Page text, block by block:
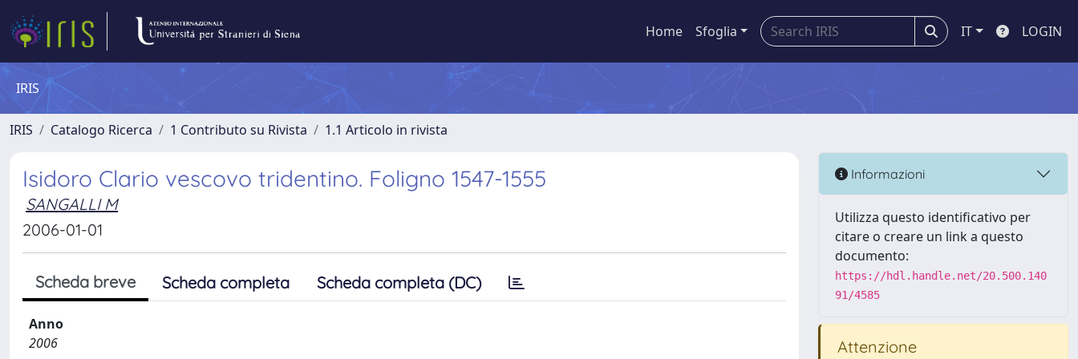
Home Sfoglia IT LOGIN
IRIS
IRIS Catalogo Ricerca 1 Contributo su Rivista 1.1 Articolo in rivista
Isidoro Clario vescovo tridentino. Foligno 1547-1555
SANGALLI M
2006-01-01
Scheda breve Scheda completa Scheda completa (DC)
Anno
2006
Informazioni
Utilizza questo identificativo per
citare o creare un link a questo
documento:
https://hdl.handle.net/20.500.140
91/4585
Attenzione